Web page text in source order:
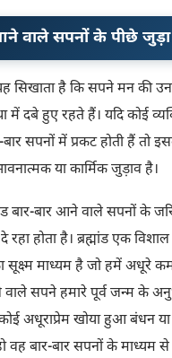
वाले सपनों के पीछे जुड़ा
यह सिखाता है कि सपने मन की
में दबे हुए रहते हैं। यदि कोई
बार सपनों में प्रकट होती हैं तो
या कार्मिक जुड़ाव है।
बार-बार आने वाले सपनों के
होता है। ब्रह्मांड एक
माध्यम है जो हमें अधूरे
वाले सपने हमारे पूर्व जन्म के
अधूराप्रेम खोया हुआ बंधन
हो वह बार-बार सपनों के